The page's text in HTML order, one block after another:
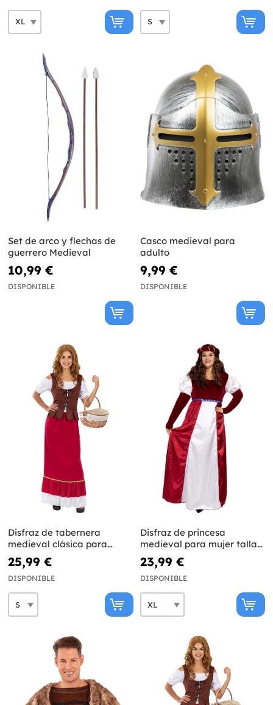
Set de arco y flechas de
guerrero Medieval
10,99 €
DISPONIBLE
Casco medieval para
adulto
9,99 €
DISPONIBLE
Disfraz de tabernera
medieval clásica para
mujer
25,99 €
DISPONIBLE
Disfraz de princesa
medieval para mujer talla
grande
23,99 €
DISPONIBLE